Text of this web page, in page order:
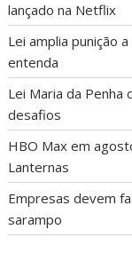
lançado na Netflix
Lei amplia punição
entenda
Lei Maria da Penha
desafios
HBO Max em
Lanternas
Empresas devem
sarampo